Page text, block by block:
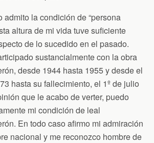
admito la condición de “persona
altura de mi vida tuve suficiente
de lo sucedido en el pasado.
sustancialmente con la obra
desde 1944 hasta 1955 y desde el
hasta su fallecimiento, el 1º de julio
que le acabo de verter, puedo
mi condición de leal
En todo caso afirmo mi admiración
nacional y me reconozco hombre de